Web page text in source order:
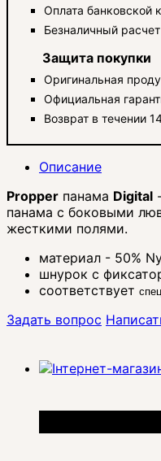
Оплата банковской
Безналичный расчет
Защита покупки
Оригинальная
Официальная
Возврат в течении
Описание
Propper панама Digital
панама с боковыми
жесткими полями.
материал - 50%
шнурок с
соответствует
Задать вопрос